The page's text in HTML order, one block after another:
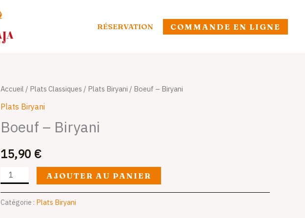
RÉSERVATION COMMANDE EN LIGNE
Accueil / Plats Classiques / Plats Biryani / Boeuf – Biryani
Plats Biryani
Boeuf – Biryani
15,90 €
quantité
de
-
AJOUTER AU PANIER
Catégorie : Plats Biryani